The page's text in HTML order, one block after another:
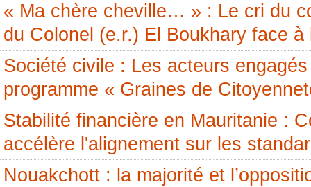
« Ma chère cheville… » : Le cri du
du Colonel (e.r.) El Boukhary face à
Société civile : Les acteurs
programme « Graines de
Stabilité financière en Mauritanie :
accélère l'alignement sur les
Nouakchott : la majorité et